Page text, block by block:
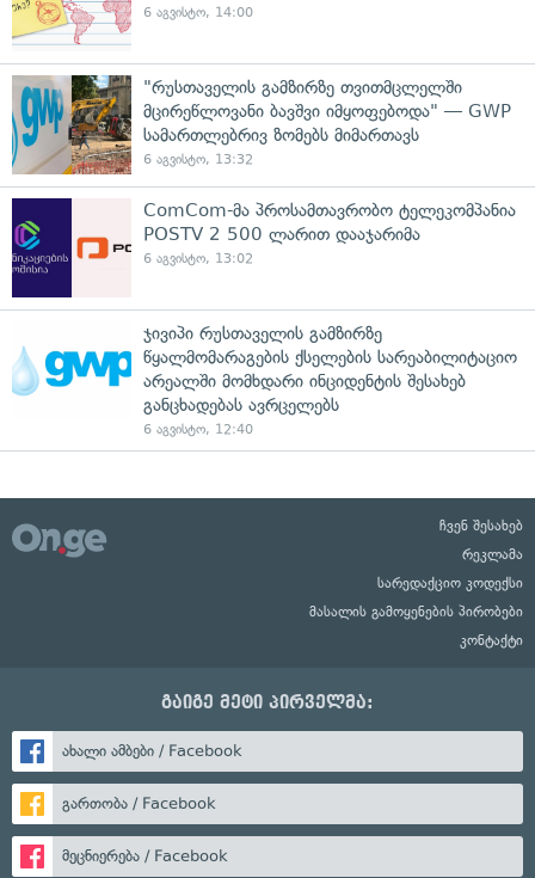
6 აგვისტო, 14:00
"რუსთაველის გამზირზე თვითმცლელში
მცირეწლოვანი ბავშვი იმყოფებოდა" — GWP
სამართლებრივ ზომებს მიმართავს
6 აგვისტო, 13:32
ComCom-მა პროსამთავრობო ტელეკომპანია
POSTV 2 500 ლარით დააჯარიმა
6 აგვისტო, 13:02
ჯივიპი რუსთაველის გამზირზე
წყალმომარაგების ქსელების სარეაბილიტაციო
არეალში მომხდარი ინციდენტის შესახებ
განცხადებას ავრცელებს
6 აგვისტო, 12:40
ჩვენ შესახებ
რეკლამა
სარედაქციო კოდექსი
მასალის გამოყენების პირობები
კონტაქტი
გაიგე მეტი პირველმა:
ახალი ამბები / Facebook
გართობა / Facebook
მეცნიერება / Facebook